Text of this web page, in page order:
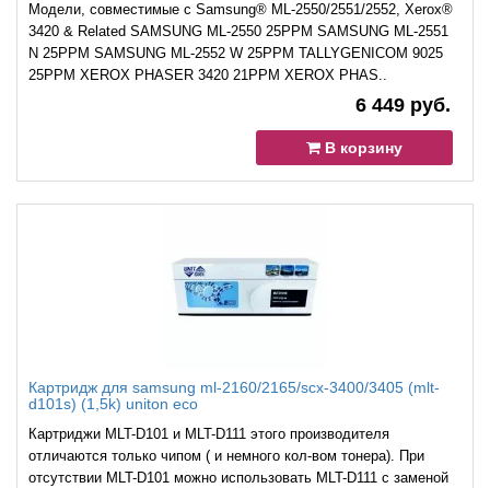
Модели, совместимые с Samsung® ML-2550/2551/2552, Xerox®
3420 & Related SAMSUNG ML-2550 25PPM SAMSUNG ML-2551
N 25PPM SAMSUNG ML-2552 W 25PPM TALLYGENICOM 9025
25PPM XEROX PHASER 3420 21PPM XEROX PHAS..
6 449 руб.
В корзину
Картридж для samsung ml-2160/2165/scx-3400/3405 (mlt-
d101s) (1,5k) uniton eco
Картриджи MLT-D101 и MLT-D111 этого производителя
отличаются только чипом ( и немного кол-вом тонера). При
отсутствии MLT-D101 можно использовать MLT-D111 с заменой